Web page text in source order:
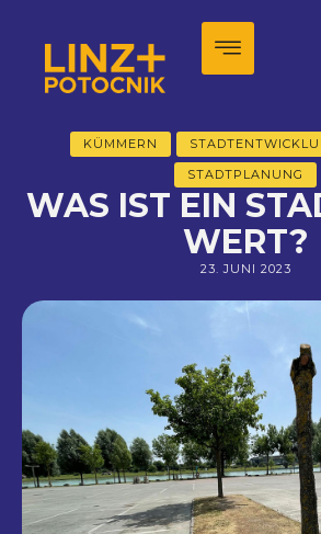
KÜMMERN
STADTPLANUNG
WAS IST EIN
WERT?
23. JUNI 2023